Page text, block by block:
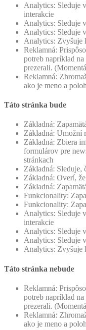
Analytics: Sleduje
interakcie
Analytics: Sleduje
Analytics: Sleduje
Analytics: Zvyšuje
Reklamná:
potreb napríklad
prezerali.
Reklamná:
ako je meno a
Táto stránka bude
Základná:
Základná: Umožní
Základná: Zbiera
formulárov pre
stránkach
Základná: Sleduje,
Základná: Overí,
Základná:
Funkcionality:
Funkcionality:
Analytics: Sleduje
interakcie
Analytics: Sleduje
Analytics: Sleduje
Analytics: Zvyšuje
Táto stránka nebude
Reklamná:
potreb napríklad
prezerali.
Reklamná:
ako je meno a